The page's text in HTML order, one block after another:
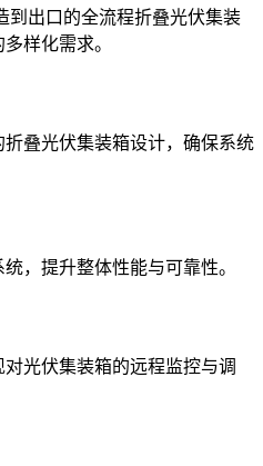
到出口的全流程折叠光伏集装
样化需求。
叠光伏集装箱设计，确保系统
，提升整体性能与可靠性。
光伏集装箱的远程监控与调